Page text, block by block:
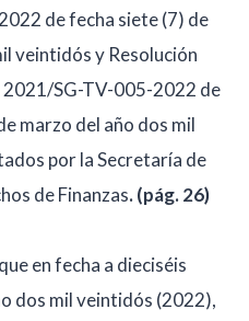
de fecha siete (7) de
veintidós y Resolución
SG-TV-005-2022 de
marzo del año dos mil
por la Secretaría de
de Finanzas. (pág. 26)
en fecha a dieciséis
dos mil veintidós (2022),